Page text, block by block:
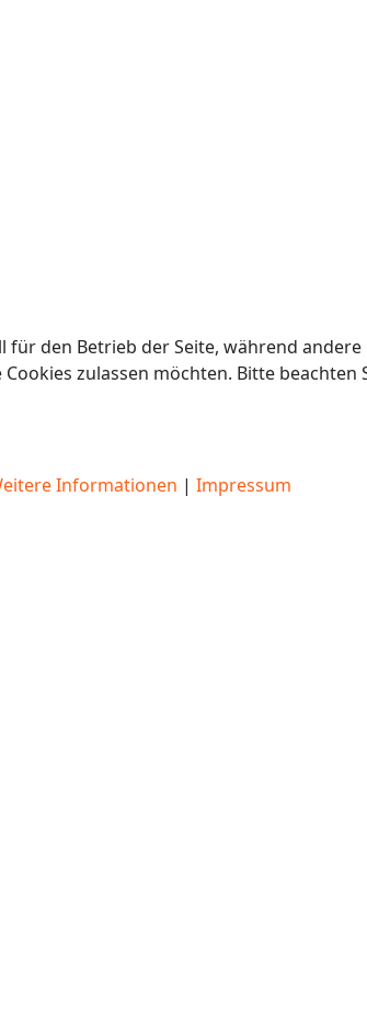
den Betrieb der Seite, während
zulassen möchten. Bitte
Informationen | Impressum